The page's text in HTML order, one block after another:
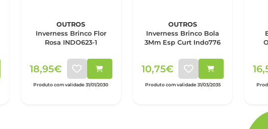
OUTROS
Inverness Brinco Flor
Rosa INDO623-1
18,95€
Produto com validade 31/01/2030
OUTROS
Inverness Brinco Bola
3Mm Esp Curt Indo776
10,75€
Produto com validade 31/03/2035